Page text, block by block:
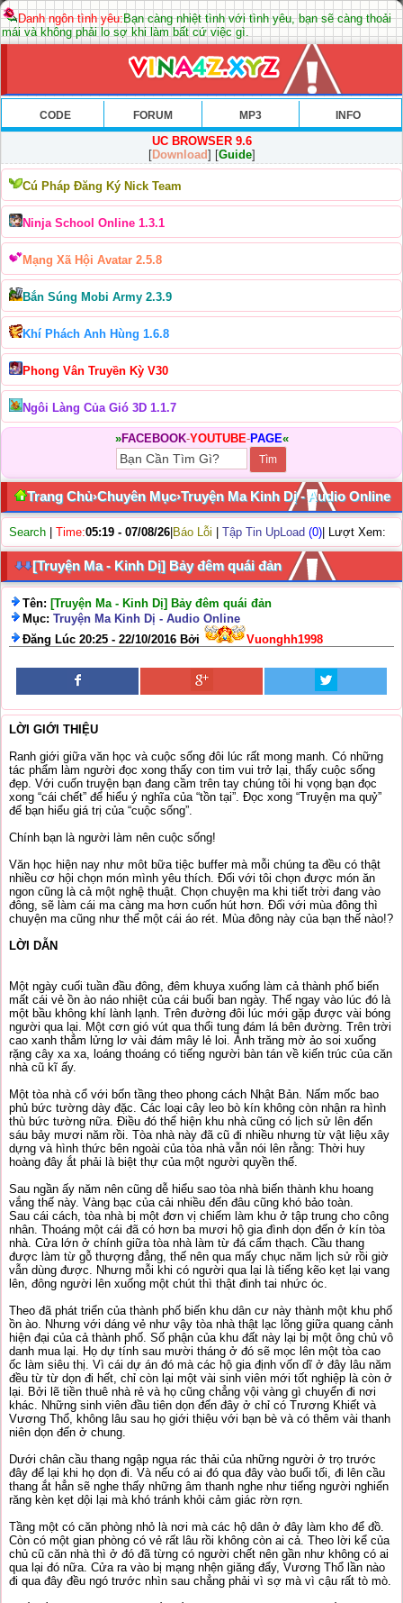
Danh ngôn tình yêu:Bạn càng nhiệt tình với tình yêu, bạn sẽ càng thoải
mái và không phải lo sợ khi làm bất cứ việc gì.
CODE FORUM MP3 INFO
UC BROWSER 9.6
[Download] [Guide]
Cú Pháp Đăng Ký Nick Team
Ninja School Online 1.3.1
Mạng Xã Hội Avatar 2.5.8
Bắn Súng Mobi Army 2.3.9
Khí Phách Anh Hùng 1.6.8
Phong Vân Truyền Kỳ V30
Ngôi Làng Của Gió 3D 1.1.7
»FACEBOOK-YOUTUBE-PAGE«
Trang Chủ›Chuyên Mục›Truyện Ma Kinh Dị - Audio Online
Search Time:05:19 - 07/08/26 Báo Lỗi Tập Tin UpLoad (0) | Lượt Xem:
[Truyện Ma - Kinh Dị] Bảy đêm quái đản
Tên: [Truyện Ma - Kinh Dị] Bảy đêm quái đản
Mục: Truyện Ma Kinh Dị - Audio Online
Đăng Lúc 20:25 - 22/10/2016 Bởi
Vuonghh1998
LỜI GIỚI THIỆU
Ranh giới giữa văn học và cuộc sống đôi lúc rất mong manh. Có những
tác phẩm làm người đọc xong thấy con tim vui trở lại, thấy cuộc sống
đẹp. Với cuốn truyện bạn đang cầm trên tay chúng tôi hi vọng bạn đọc
xong “cái chết” để hiểu ý nghĩa của “tồn tại”. Đọc xong “Truyện ma quỷ”
để bạn hiểu giá trị của “cuộc sống”.
Chính bạn là người làm nên cuộc sống!
Văn học hiện nay như môt bữa tiệc buffer mà mỗi chúng ta đều có thật
nhiều cơ hội chọn món mình yêu thích. Đối với tôi chọn được món ăn
ngon cũng là cả một nghệ thuật. Chọn chuyện ma khi tiết trời đang vào
đông, sẽ làm cái ma càng ma hơn cuốn hút hơn. Đối với mùa đông thì
chuyện ma cũng như thể một cái áo rét. Mùa đông này của bạn thế nào!?
LỜI DẪN
Một ngày cuối tuần đầu đông, đêm khuya xuống làm cả thành phố biến
mất cái vẻ ồn ào náo nhiệt của cái buổi ban ngày. Thế ngay vào lúc đó là
một bầu không khí lành lạnh. Trên đường đôi lúc mới gặp được vài bóng
người qua lại. Một cơn gió vút qua thổi tung đám lá bên đường. Trên trời
cao xanh thẳm lửng lơ vài đám mây lẻ loi. Ánh trăng mờ ảo soi xuống
rặng cây xa xa, loáng thoáng có tiếng người bàn tán về kiến trúc của căn
nhà cũ kĩ ấy.
Một tòa nhà cổ với bốn tầng theo phong cách Nhật Bản. Nấm mốc bao
phủ bức tường dày đặc. Các loại cây leo bò kín không còn nhận ra hình
thù bức tường nữa. Điều đó thể hiện khu nhà cũng có lịch sử lên đến
sáu bảy mươi năm rồi. Tòa nhà này đã cũ đi nhiều nhưng từ vật liệu xây
dựng và hình thức bên ngoài của tòa nhà vẫn nói lên rằng: Thời huy
hoàng đây ắt phải là biệt thự của một người quyền thế.
Sau ngần ấy năm nên cũng dễ hiểu sao tòa nhà biến thành khu hoang
vắng thế này. Vàng bạc của cải nhiều đến đâu cũng khó bảo toàn.
Sau cái cách, tòa nhà bị một đơn vị chiếm làm khu ở tập trung cho công
nhân. Thoáng một cái đã có hơn ba mươi hộ gia đình dọn đến ở kín tòa
nhà. Cửa lớn ở chính giữa tòa nhà làm từ đá cẩm thạch. Cầu thang
được làm từ gỗ thượng đẳng, thế nên qua mấy chục năm lịch sử rồi giờ
vẫn dùng được. Nhưng mỗi khi có người qua lại là tiếng kẽo kẹt lại vang
lên, đông người lên xuống một chút thì thật đinh tai nhức óc.
Theo đã phát triển của thành phố biến khu dân cư này thành một khu phố
ồn ào. Nhưng với dáng vẻ như vậy tòa nhà thật lạc lõng giữa quang cảnh
hiện đại của cả thành phố. Số phận của khu đất này lại bị một ông chủ vô
danh mua lại. Họ dự tính sau mười tháng ở đó sẽ mọc lên một tòa cao
ốc làm siêu thị. Vì cái dự án đó mà các hộ gia định vốn dĩ ở đây lâu năm
đều từ từ dọn đi hết, chỉ còn lại một vài sinh viên mới tốt nghiệp là còn ở
lại. Bởi lẽ tiền thuê nhà rẻ và họ cũng chẳng vội vàng gì chuyển đi nơi
khác. Những sinh viên đầu tiên dọn đến đây ở chỉ có Trương Khiết và
Vương Thổ, không lâu sau họ giới thiệu với bạn bè và có thêm vài thanh
niên dọn đến ở chung.
Dưới chân cầu thang ngập ngụa rác thải của những người ở trọ trước
đây để lại khi họ dọn đi. Và nếu có ai đó qua đây vào buổi tối, đi lên cầu
thang ắt hẳn sẽ nghe thấy những âm thanh nghe như tiếng người nghiến
răng kèn kẹt dội lại mà khó tránh khỏi cảm giác rờn rợn.
Tầng một có căn phòng nhỏ là nơi mà các hộ dân ở đây làm kho để đồ.
Còn có một gian phòng có vẻ rất lâu rồi không còn ai cả. Theo lời kể của
chủ cũ căn nhà thì ở đó đã từng có người chết nên gần như không có ai
qua lại đó nữa. Cửa ra vào bị mạng nhện giăng đẩy, Vương Thổ lần nào
đi qua đây đều ngó trước nhìn sau chẳng phải vì sợ mà vì cậu rất tò mò.